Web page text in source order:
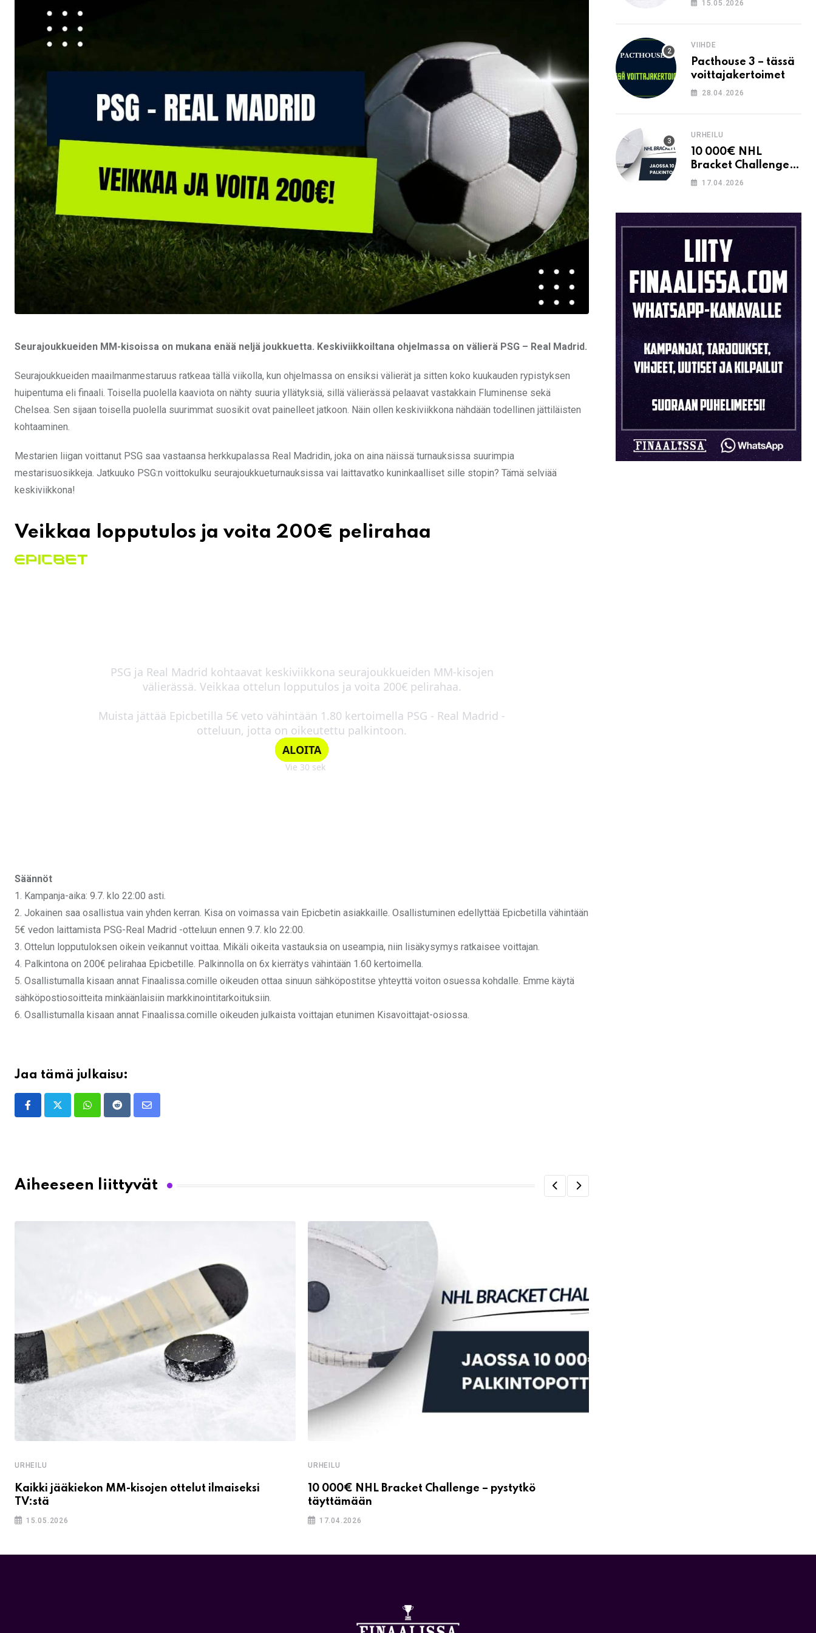
Seurajoukkueiden MM-kisoissa on mukana enää neljä joukkuetta. Keskiviikkoiltana ohjelmassa on välierä PSG – Real Madrid.
Seurajoukkueiden maailmanmestaruus ratkeaa tällä viikolla, kun ohjelmassa on ensiksi välierät ja sitten koko kuukauden rypistyksen
huipentuma eli finaali. Toisella puolella kaaviota on nähty suuria yllätyksiä, sillä välierässä pelaavat vastakkain Fluminense sekä
Chelsea. Sen sijaan toisella puolella suurimmat suosikit ovat painelleet jatkoon. Näin ollen keskiviikkona nähdään todellinen jättiläisten
kohtaaminen.
Mestarien liigan voittanut PSG saa vastaansa herkkupalassa Real Madridin, joka on aina näissä turnauksissa suurimpia
mestarisuosikkeja. Jatkuuko PSG:n voittokulku seurajoukkueturnauksissa vai laittavatko kuninkaalliset sille stopin? Tämä selviää
keskiviikkona!
Veikkaa lopputulos ja voita 200€ pelirahaa
Säännöt
1.⁠ ⁠Kampanja-aika: 9.7. klo 22:00 asti.
2.⁠ ⁠⁠Jokainen saa osallistua vain yhden kerran. Kisa on voimassa vain Epicbetin asiakkaille. Osallistuminen edellyttää Epicbetilla vähintään
5€ vedon laittamista PSG-Real Madrid -otteluun ennen 9.7. klo 22:00.
3.⁠ Ottelun lopputuloksen oikein veikannut voittaa. Mikäli oikeita vastauksia on useampia, niin lisäkysymys ratkaisee voittajan.
4.⁠ ⁠⁠Palkintona on 200€ pelirahaa Epicbetille. Palkinnolla on 6x kierrätys vähintään 1.60 kertoimella.
5. Osallistumalla kisaan annat Finaalissa.comille oikeuden ottaa sinuun sähköpostitse yhteyttä voiton osuessa kohdalle. Emme käytä
sähköpostiosoitteita minkäänlaisiin markkinointitarkoituksiin.
6. Osallistumalla kisaan annat Finaalissa.comille oikeuden julkaista voittajan etunimen Kisavoittajat-osiossa.
Jaa tämä julkaisu:
WhatsappRedditShare
Aiheeseen liittyvät
URHEILU
Kaikki jääkiekon MM-kisojen ottelut ilmaiseksi
TV:stä
15.05.2026
URHEILU
10 000€ NHL Bracket Challenge – pystytkö
täyttämään
17.04.2026
15.05.2026
VIIHDE
Pacthouse 3 – tässä
voittajakertoimet
28.04.2026
URHEILU
10 000€ NHL
Bracket Challenge –
pystytkö
17.04.2026